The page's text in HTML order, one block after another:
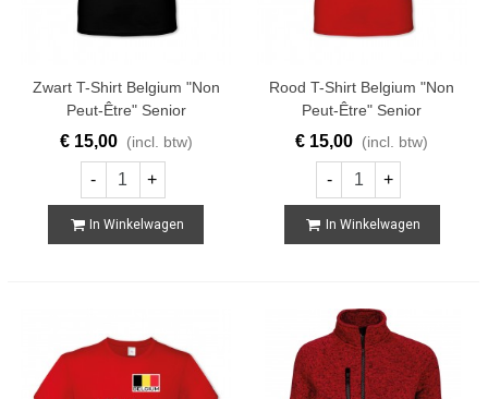
Zwart T-Shirt Belgium "Non
Peut-Être" Senior
€ 15,00 (incl. btw)
- +
In Winkelwagen
Rood T-Shirt Belgium "Non
Peut-Être" Senior
€ 15,00 (incl. btw)
- +
In Winkelwagen